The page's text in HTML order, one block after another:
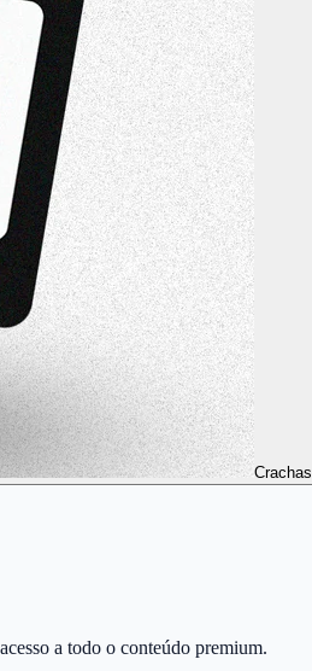
Crachas
a todo o conteúdo premium.